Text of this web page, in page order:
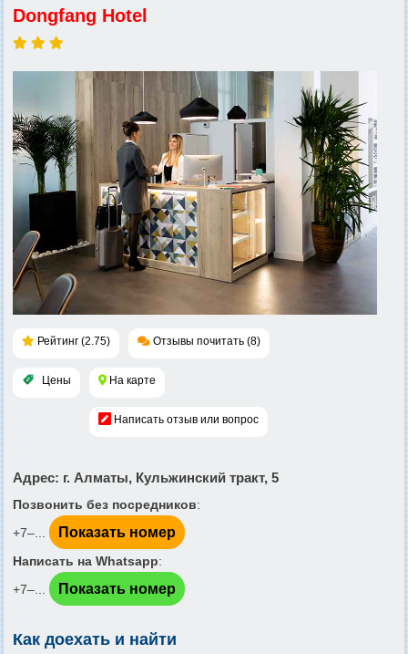
Dongfang Hotel
Рейтинг (2.75) Отзывы почитать (8)
Цены На карте
Написать отзыв или вопрос
Адрес: г. Алматы, Кульжинский тракт, 5
Позвонить без посредников:
+7‒...
Показать номер
Написать на Whatsapp:
+7‒...
Показать номер
Как доехать и найти